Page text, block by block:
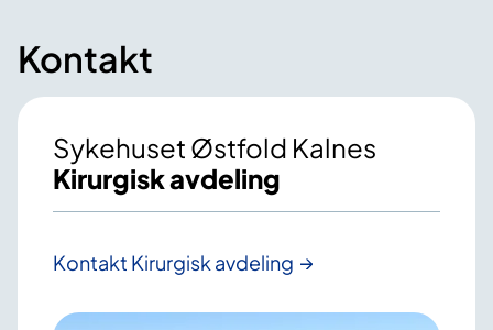
Kontakt
Sykehuset Østfold Kalnes
Kirurgisk avdeling
Kontakt Kirurgisk avdeling